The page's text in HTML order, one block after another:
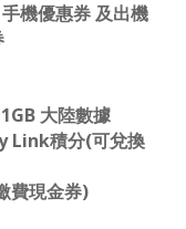
機優惠券 及出機
大陸數據
Link積分(可兌換
費現金券)